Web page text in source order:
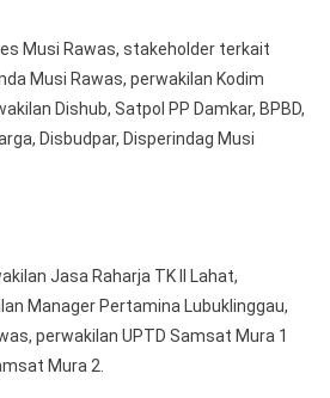
Lintas
Musi Rawas, stakeholder terkait
Musi Rawas, perwakilan Kodim
Dishub, Satpol PP Damkar, BPBD,
Disbudpar, Disperindag Musi
Jasa Raharja TK II Lahat,
Manager Pertamina Lubuklinggau,
perwakilan UPTD Samsat Mura 1
Mura 2.